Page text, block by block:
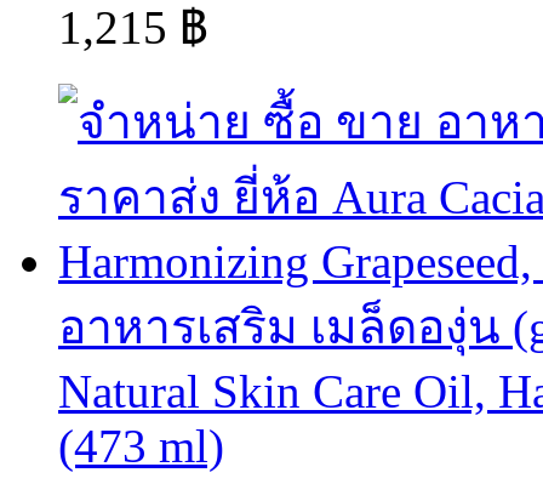
1,215 ฿
อาหารเสริม เมล็ดองุ่น
Natural Skin Care Oil,
(473 ml)